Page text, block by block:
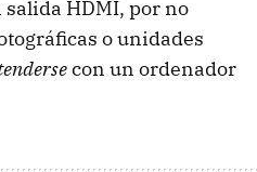
HDMI, por no
o unidades
con un ordenador